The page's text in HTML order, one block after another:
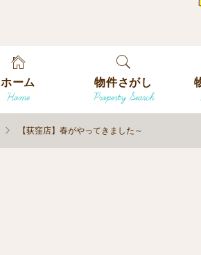
ホーム
Home
物件さがし
Property Search
【荻窪店】春がやってきました～